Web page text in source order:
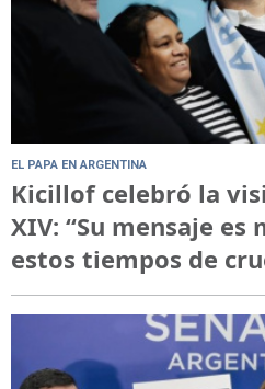
EL PAPA EN ARGENTINA
Kicillof celebró la
XIV: “Su mensaje es
estos tiempos de